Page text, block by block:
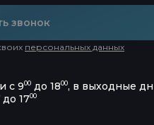
звонок
персональных данных
с 900 до 1800, в выходные
до 1700